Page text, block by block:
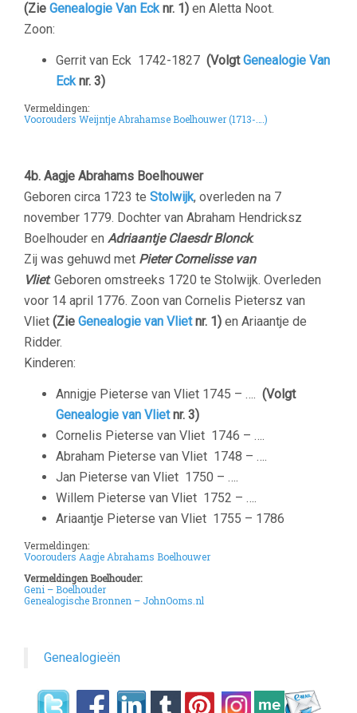
(Zie Genealogie Van Ecknr. 1) en Aletta Noot.
Zoon:
Gerrit van Eck 1742-1827 (VolgtGenealogie Van
Ecknr. 3)
Vermeldingen:
Voorouders Weijntje Abrahamse Boelhouwer (1713-….)
4b. Aagje Abrahams Boelhouwer
Geboren circa 1723 te Stolwijk, overleden na 7
november 1779. Dochter van Abraham Hendricksz
Boelhouder en Adriaantje Claesdr Blonck.
Zij was gehuwd met Pieter Cornelisse van
Vliet. Geboren omstreeks 1720 te Stolwijk. Overleden
voor 14 april 1776. Zoon van Cornelis Pietersz van
Vliet (Zie Genealogie van Vlietnr. 1) en Ariaantje de
Ridder.
Kinderen:
Annigje Pieterse van Vliet 1745 – …. (Volgt
Genealogie van Vlietnr. 3)
Cornelis Pieterse van Vliet 1746 – ….
Abraham Pieterse van Vliet 1748 – ….
Jan Pieterse van Vliet 1750 – ….
Willem Pieterse van Vliet 1752 – ….
Ariaantje Pieterse van Vliet 1755 – 1786
Vermeldingen:
Voorouders Aagje Abrahams Boelhouwer
Vermeldingen Boelhouder:
Geni – Boelhouder
Genealogische Bronnen – JohnOoms.nl
Genealogieën